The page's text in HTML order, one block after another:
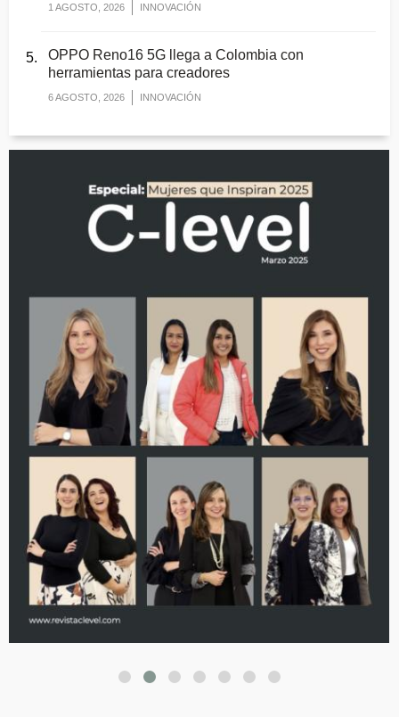
1 AGOSTO, 2026 INNOVACIÓN
OPPO Reno16 5G llega a Colombia con
herramientas para creadores
6 AGOSTO, 2026 INNOVACIÓN